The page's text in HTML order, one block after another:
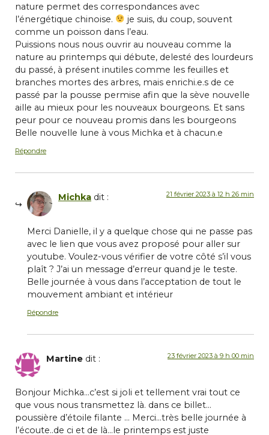
nature permet des correspondances avec
l’énergétique chinoise.
je suis, du coup, souvent
comme un poisson dans l’eau.
Puissions nous nous ouvrir au nouveau comme la
nature au printemps qui débute, delesté des lourdeurs
du passé, à présent inutiles comme les feuilles et
branches mortes des arbres, mais enrichi.e.s de ce
passé par la pousse permise afin que la sève nouvelle
aille au mieux pour les nouveaux bourgeons. Et sans
peur pour ce nouveau promis dans les bourgeons
Belle nouvelle lune à vous Michka et à chacun.e
Répondre
Michka dit : 21 février 2023 à 12 h 26 min
Merci Danielle, il y a quelque chose qui ne passe pas
avec le lien que vous avez proposé pour aller sur
youtube. Voulez-vous vérifier de votre côté s’il vous
plaît ? J’ai un message d’erreur quand je le teste.
Belle journée à vous dans l’acceptation de tout le
mouvement ambiant et intérieur
Répondre
Martine dit : 23 février 2023 à 9 h 00 min
Bonjour Michka…c’est si joli et tellement vrai tout ce
que vous nous transmettez là. dans ce billet…
poussière d’étoile filante … Merci…très belle journée à
l’écoute..de ci et de là…le printemps est juste